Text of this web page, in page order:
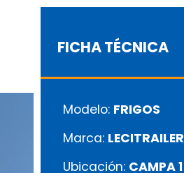
FICHA TÉCNICA
Modelo: FRIGOS
Marca: LECITRAILER
Ubicación: CAMPA 1